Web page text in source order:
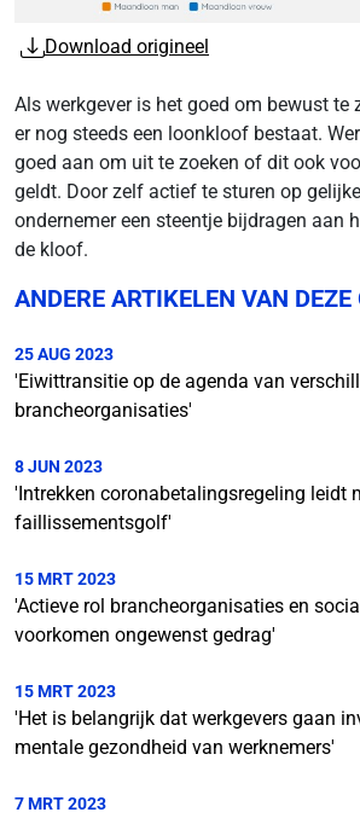
Download origineel
Als werkgever is het goed om bewust te
er nog steeds een loonkloof bestaat.
goed aan om uit te zoeken of dit ook
geldt. Door zelf actief te sturen op
ondernemer een steentje bijdragen aan
de kloof.
ANDERE ARTIKELEN VAN
25 AUG 2023
'Eiwittransitie op de agenda van
brancheorganisaties'
8 JUN 2023
'Intrekken coronabetalingsregeling leidt
faillissementsgolf'
15 MRT 2023
'Actieve rol brancheorganisaties en
voorkomen ongewenst gedrag'
15 MRT 2023
'Het is belangrijk dat werkgevers gaan
mentale gezondheid van werknemers'
7 MRT 2023